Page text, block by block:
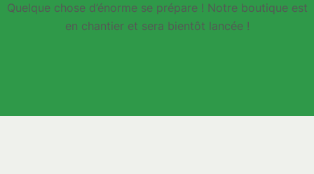
Quelque chose d’énorme se prépare ! Notre boutique est
en chantier et sera bientôt lancée !